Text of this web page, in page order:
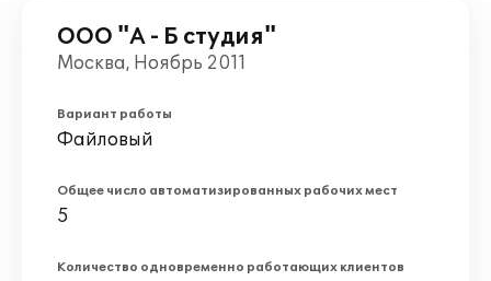
ООО "А - Б студия"
Москва, Ноябрь 2011
Вариант работы
Файловый
Общее число автоматизированных рабочих мест
5
Количество одновременно работающих клиентов